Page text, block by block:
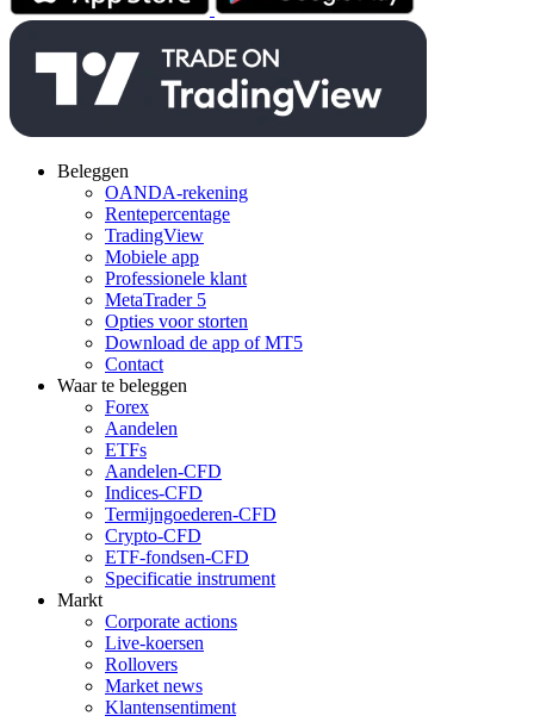
Beleggen
OANDA-rekening
Rentepercentage
TradingView
Mobiele app
Professionele klant
MetaTrader 5
Opties voor storten
Download de app of MT5
Contact
Waar te beleggen
Forex
Aandelen
ETFs
Aandelen-CFD
Indices-CFD
Termijngoederen-CFD
Crypto-CFD
ETF-fondsen-CFD
Specificatie instrument
Markt
Corporate actions
Live-koersen
Rollovers
Market news
Klantensentiment